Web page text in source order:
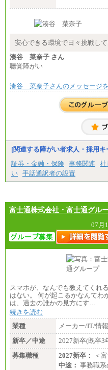
安心できる環境で日々挑戦して
湊谷 菜奈子 さん
聴覚障がい
湊谷 菜奈子さんのメッセージ
[関連する障がい者求人・採用
証券・金融・保険 事務関連 社
い 手話通訳者の設置
富士通株式会社・富士通グル
07月
スマホが、なんでも教えてくれ
はない。 何が起こるかなんてわ
は、過去の誰かの見方にす…
続きを読む
業種
メーカー/IT/情
新卒／中途
2027新卒(既卒3
募集職種
2027新卒：
＜
中途： 事務職